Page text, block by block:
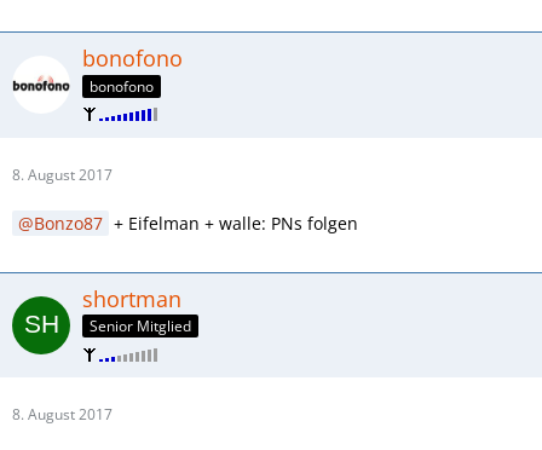
bonofono
bonofono
8. August 2017
Bonzo87 + Eifelman + walle: PNs folgen
shortman
Senior Mitglied
8. August 2017